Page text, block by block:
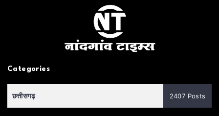
Categories
छत्तीसगढ़ 2407 Posts